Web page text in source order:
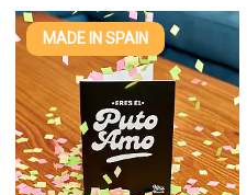
MADE IN SPAIN